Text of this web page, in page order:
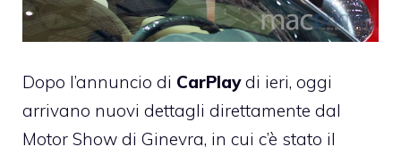
Dopo l’annuncio di CarPlaydi ieri, oggi
arrivano nuovi dettagli direttamente dal
Motor Show di Ginevra, in cui c’è stato il